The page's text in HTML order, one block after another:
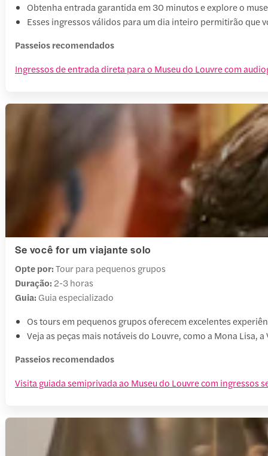
Obtenha entrada garantida em 30 minutos e explore o
Esses ingressos válidos para um dia inteiro permitirão
Passeios recomendados
Ingressos de entrada direta para o Museu do Louvre com
Se você for um viajante solo
Opte por:Tour para pequenos grupos
Duração: 2-3 horas
Guia: Guia especializado
Os tours em pequenos grupos oferecem excelentes
Veja as peças mais notáveis do Louvre, como a Mona Lisa,
Passeios recomendados
Visita guiada semiprivada ao Museu do Louvre com ingressos